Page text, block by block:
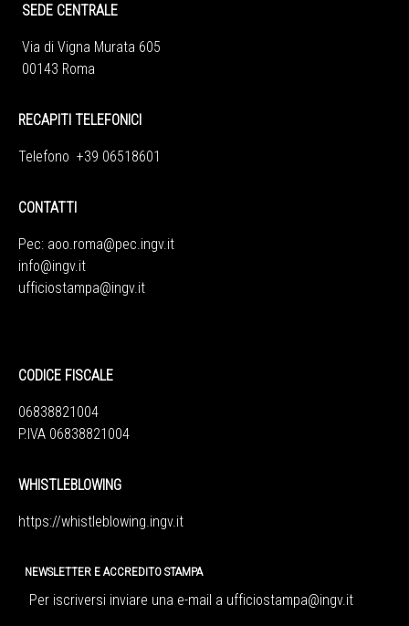
SEDE CENTRALE
Via di Vigna Murata 605
00143 Roma
RECAPITI TELEFONICI
Telefono +39 06518601
CONTATTI
Pec: aoo.roma@pec.ingv.it
info@ingv.it
ufficiostampa@ingv.it
CODICE FISCALE
06838821004
P.IVA 06838821004
WHISTLEBLOWING
https://whistleblowing.ingv. it
NEWSLETTER E ACCREDITO STAMPA
Per iscriversi inviare una e-mail a ufficiostampa@ingv.it